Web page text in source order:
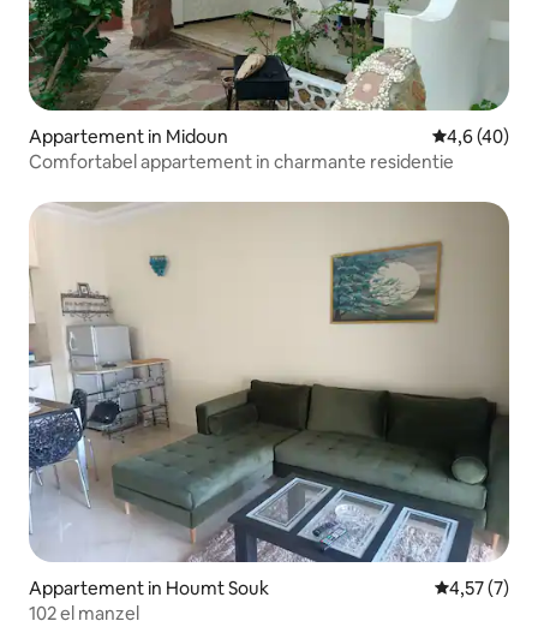
Appartement in Midoun
4,6 (40)
Comfortabel appartement in charmante residentie
Appartement in Houmt Souk
4,57 (7)
102 el manzel